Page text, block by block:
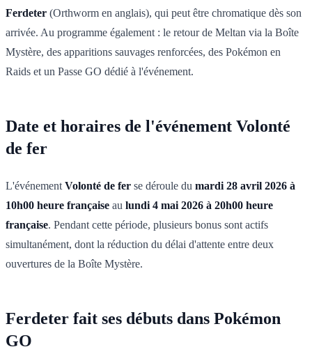
Ferdeter (Orthworm en anglais), qui peut être chromatique dès son
arrivée. Au programme également : le retour de Meltan via la Boîte
Mystère, des apparitions sauvages renforcées, des Pokémon en
Raids et un Passe GO dédié à l'événement.
Date et horaires de l'événement Volonté
de fer
L'événement Volonté de fer se déroule du mardi 28 avril 2026 à
10h00 heure française au lundi 4 mai 2026 à 20h00 heure
française. Pendant cette période, plusieurs bonus sont actifs
simultanément, dont la réduction du délai d'attente entre deux
ouvertures de la Boîte Mystère.
Ferdeter fait ses débuts dans Pokémon
GO